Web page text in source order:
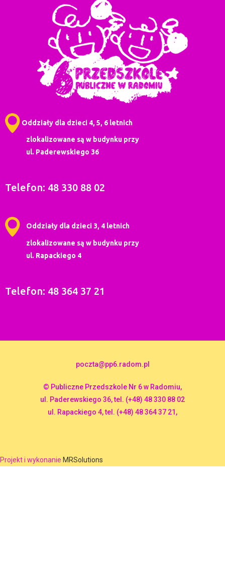
Oddziały dla dzieci 4, 5, 6 letnich
zlokalizowane są w budynku przy
ul. Paderewskiego 36
Telefon: 48 330 88 02
Oddziały dla dzieci 3, 4 letnich
zlokalizowane są w budynku przy
ul. Rapackiego 4
Telefon: 48 364 37 21
poczta@pp6.radom.pl
© Publiczne Przedszkole Nr 6 w Radomiu,
ul. Paderewskiego 36, tel. (+48) 48 330 88 02
ul. Rapackiego 4, tel. (+48) 48 364 37 21,
Projekt i wykonanie MRSolutions